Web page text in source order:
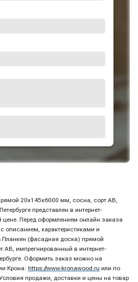
20х145х6000 мм, сосна, сорт AB,
представлен в интернет-
цене. Перед оформлением онлайн заказа
описанием, характеристиками и
Планкен (фасадная доска) прямой
AB, импрегнированный в интернет-
Оформить заказ можно на
Крона: https://www.kronawood.ru или по
продажи, доставки и цены на товар